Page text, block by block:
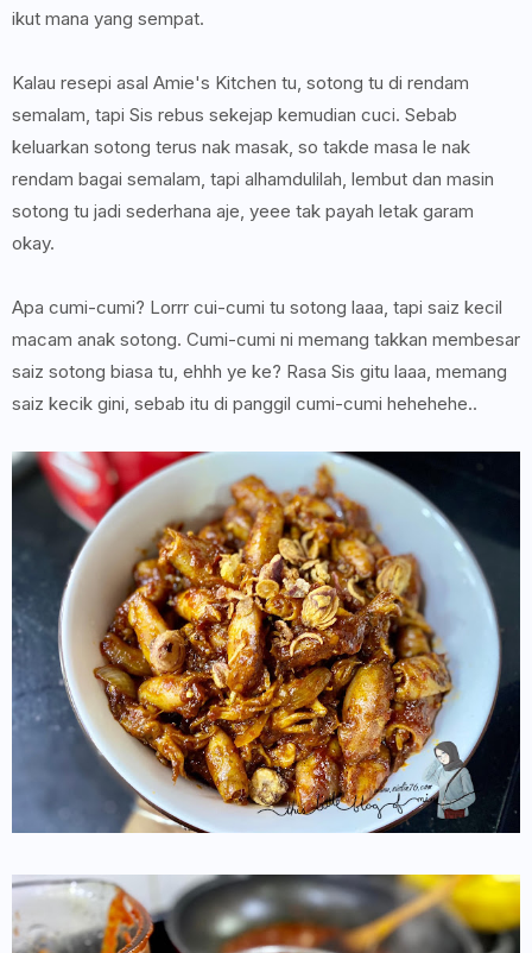
ikut mana yang sempat.
Kalau resepi asal Amie's Kitchen tu, sotong tu di rendam
semalam, tapi Sis rebus sekejap kemudian cuci. Sebab
keluarkan sotong terus nak masak, so takde masa le nak
rendam bagai semalam, tapi alhamdulilah, lembut dan masin
sotong tu jadi sederhana aje, yeee tak payah letak garam
okay.
Apa cumi-cumi? Lorrr cui-cumi tu sotong laaa, tapi saiz kecil
macam anak sotong. Cumi-cumi ni memang takkan membesar
saiz sotong biasa tu, ehhh ye ke? Rasa Sis gitu laaa, memang
saiz kecik gini, sebab itu di panggil cumi-cumi hehehehe..